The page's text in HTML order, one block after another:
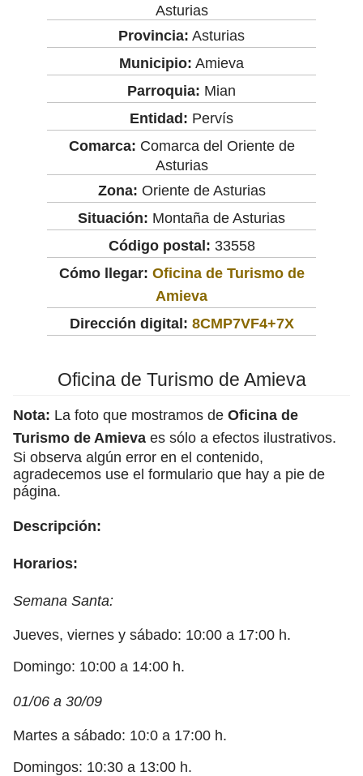
Asturias
Provincia: Asturias
Municipio: Amieva
Parroquia: Mian
Entidad: Pervís
Comarca: Comarca del Oriente de
Asturias
Zona: Oriente de Asturias
Situación: Montaña de Asturias
Código postal: 33558
Cómo llegar: Oficina de Turismo de
Amieva
Dirección digital: 8CMP7VF4+7X
Oficina de Turismo de Amieva
Nota: La foto que mostramos de Oficina de
Turismo de Amieva es sólo a efectos ilustrativos.
Si observa algún error en el contenido,
agradecemos use el formulario que hay a pie de
página.
Descripción:
Horarios:
Semana Santa:
Jueves, viernes y sábado: 10:00 a 17:00 h.
Domingo: 10:00 a 14:00 h.
01/06 a 30/09
Martes a sábado: 10:0 a 17:00 h.
Domingos: 10:30 a 13:00 h.